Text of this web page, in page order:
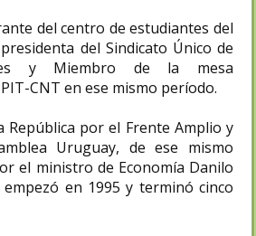
del centro de estudiantes del
del Sindicato Único de
y Miembro de la mesa
CNT en ese mismo período.
República por el Frente Amplio y
Uruguay, de ese mismo
el ministro de Economía Danilo
en 1995 y terminó cinco